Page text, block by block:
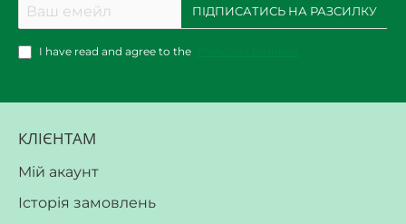
емейл
ПІДПИСАТИСЬ НА РАЗСИЛКУ
I have read and agree to the
КЛІЄНТАМ
Мій акаунт
Історія замовлень